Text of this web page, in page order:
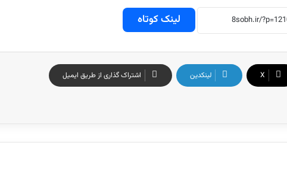
لینک کوتاه
X لینکدین اشتراک گذاری از طریق ایمیل